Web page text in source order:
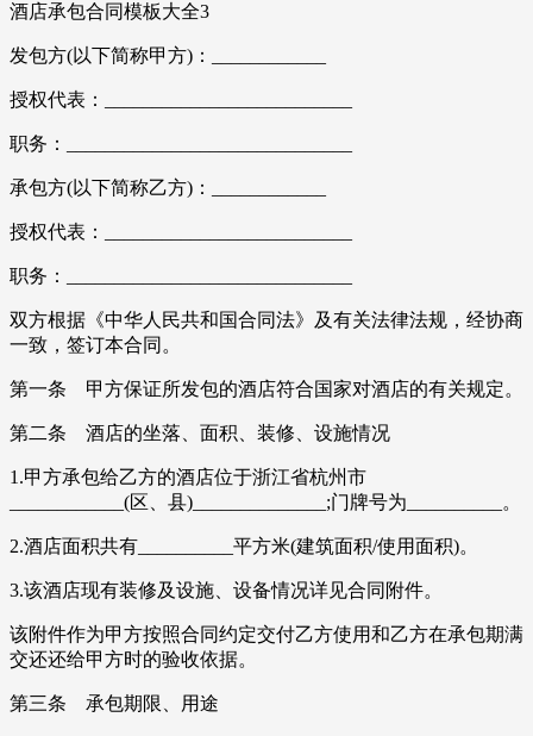
酒店承包合同模板大全3
发包方(以下简称甲方)：____________
授权代表：__________________________
职务：______________________________
承包方(以下简称乙方)：____________
授权代表：__________________________
职务：______________________________
双方根据《中华人民共和国合同法》及有关法律法规，经协商
一致，签订本合同。
第一条 甲方保证所发包的酒店符合国家对酒店的有关规定。
第二条 酒店的坐落、面积、装修、设施情况
1.甲方承包给乙方的酒店位于浙江省杭州市
____________(区、县)______________;门牌号为__________。
2.酒店面积共有__________平方米(建筑面积/使用面积)。
3.该酒店现有装修及设施、设备情况详见合同附件。
该附件作为甲方按照合同约定交付乙方使用和乙方在承包期满
交还还给甲方时的验收依据。
第三条 承包期限、用途